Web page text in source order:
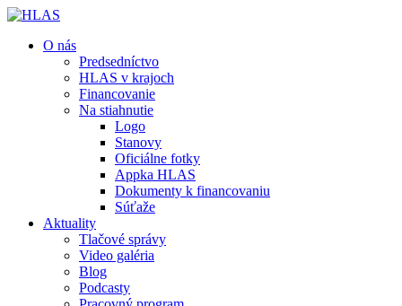
O nás
Predsedníctvo
HLAS v krajoch
Financovanie
Na stiahnutie
Logo
Stanovy
Oficiálne fotky
Appka HLAS
Dokumenty k financovaniu
Súťaže
Aktuality
Tlačové správy
Video galéria
Blog
Podcasty